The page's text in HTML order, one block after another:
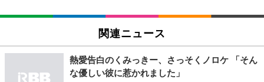
関連ニュース
熱愛告白のくみっきー、さっそくノロケ 「そん
な優しい彼に惹かれました」